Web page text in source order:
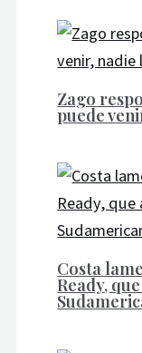
Zago
puede
Costa
Ready,